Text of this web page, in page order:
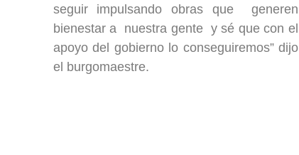
seguir impulsando obras que generen
bienestar a nuestra gente y sé que con el
apoyo del gobierno lo conseguiremos” dijo
el burgomaestre.